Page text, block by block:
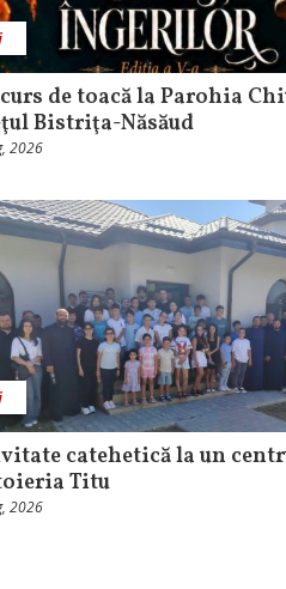
de toacă la Parohia
Bistriţa-Năsăud
2026
catehetică la un
Titu
2026